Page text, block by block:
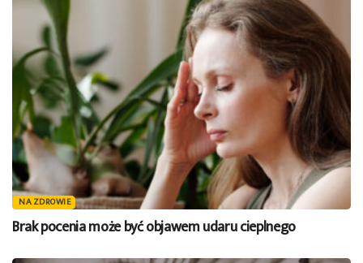
NA ZDROWIE
Brak pocenia może być objawem udaru cieplnego